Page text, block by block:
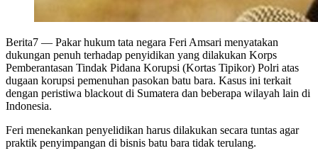
Berita7 — Pakar hukum tata negara Feri Amsari menyatakan
dukungan penuh terhadap penyidikan yang dilakukan Korps
Pemberantasan Tindak Pidana Korupsi (Kortas Tipikor) Polri atas
dugaan korupsi pemenuhan pasokan batu bara. Kasus ini terkait
dengan peristiwa blackout di Sumatera dan beberapa wilayah lain di
Indonesia.
Feri menekankan penyelidikan harus dilakukan secara tuntas agar
praktik penyimpangan di bisnis batu bara tidak terulang.